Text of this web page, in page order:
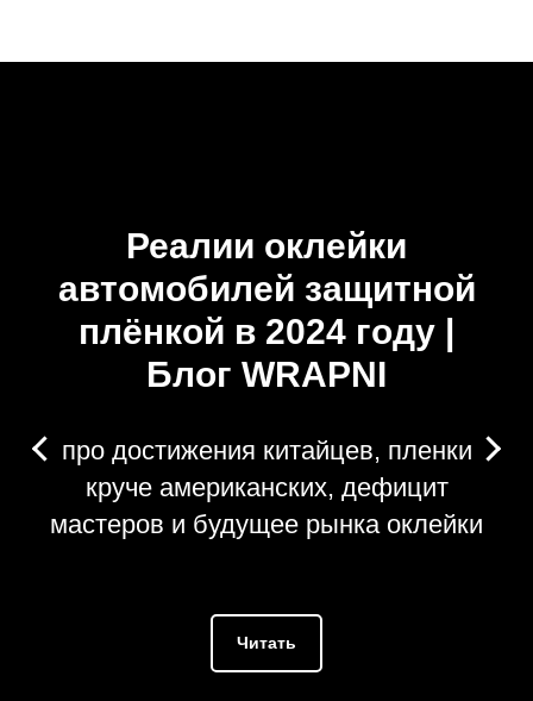
Реалии оклейки
автомобилей защитной
плёнкой в 2024 году |
Блог WRAPNI
про достижения китайцев, пленки
круче американских, дефицит
мастеров и будущее рынка оклейки
Читать